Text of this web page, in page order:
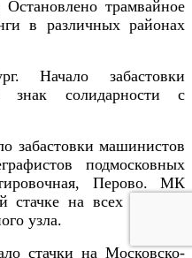
трамвайное
в различных районах
Начало забастовки
знак солидарности с
забастовки машинистов
подмосковных
Перово. МК
на всех дорогах
узла.
стачки на Московско-